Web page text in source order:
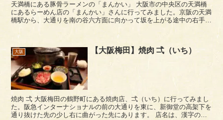
天満橋にある豚骨ラーメンの「まんかい」 大阪市の中央区の天満橋
にあるらーめん店の「まんかい」さんに行ってみました。京阪の天満
橋駅から、大通りを南の谷六方面に向かって坂を上がる途中の右手に
大阪 【大阪梅田】焼肉 弌（いち）
焼肉 弌 大阪梅田の鶴野町にある焼肉店、弌（いち）に行ってみまし
た。阪急インターナショナルの前の大通りを東に、新御堂の高架下を
通り抜けた先の少し右に曲がった先にあります。 店名は、漢字の